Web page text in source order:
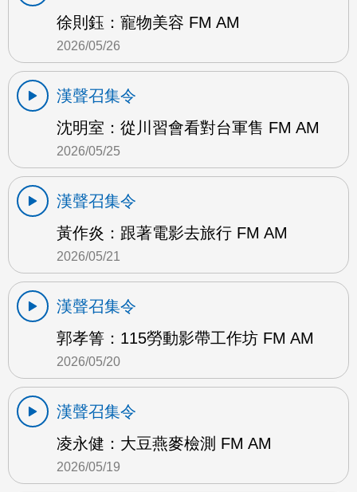
徐則鈺：寵物美容 FM AM
2026/05/26
漢聲召集令
沈明室：從川習會看對台軍售 FM AM
2026/05/25
漢聲召集令
黃作炎：跟著電影去旅行 FM AM
2026/05/21
漢聲召集令
郭孝箐：115勞動影帶工作坊 FM AM
2026/05/20
漢聲召集令
凌永健：大豆燕麥檢測 FM AM
2026/05/19